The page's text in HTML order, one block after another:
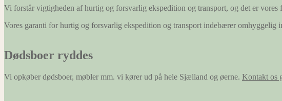
Vi forstår vigtigheden af hurtig og forsvarlig ekspedition og transport, og det er
Vores garanti for hurtig og forsvarlig ekspedition og transport indebærer omhyggelig
Dødsboer ryddes
Vi opkøber dødsboer, møbler mm. vi kører ud på hele Sjælland og øerne. Kontakt os